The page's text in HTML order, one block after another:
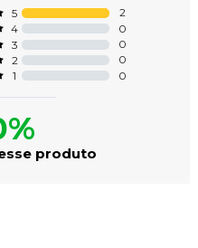
5
2
4
0
3
0
2
0
1
0
produto